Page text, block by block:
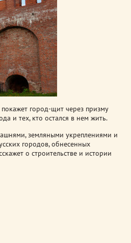
город-щит через призму
и тех, кто остался в нем жить.
земляными укреплениями и
городов, обнесенных
о строительстве и истории